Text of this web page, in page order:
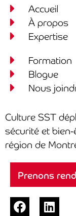
Accueil
À propos
Expertise
Formation
Blogue
Nous
Culture SST
sécurité et
région de
Prenons